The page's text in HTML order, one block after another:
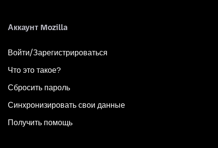
Аккаунт Mozilla
Войти/Зарегистрироваться
Что это такое?
Сбросить пароль
Синхронизировать свои данные
Получить помощь